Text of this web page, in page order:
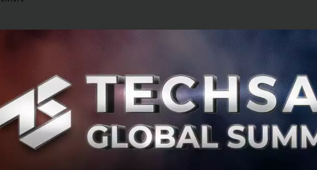
Decision Fatigue เป็นภาวะชั่วคราวที่เกิดจากการใช้สมองตัดสินใจหนักเ
ไม่ว่าจะเป็นการตัดสินใจเรื่องเล็ก เรื่องใหญ่ หรือเรื่องจุกจิกอย่างการจัดล
หลังหรือแม้แต่การตอบข้อความ เพราะ ‘ทุกการตัดสินใจ’ ล้วนกินทรัพยา
ใจเหล่านี้สะสมต่อเนื่องกัน ความสามารถในการคิดวิเคราะห์และใช้เหตุผ